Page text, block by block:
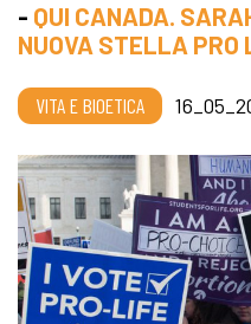
- QUI CANADA.
NUOVA STELLA PRO
VITA E BIOETICA